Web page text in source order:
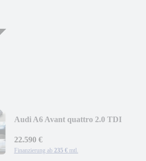
Audi A6 Avant quattro 2.0 TDI
22.590 €
Finanzierung ab 235 € mtl.